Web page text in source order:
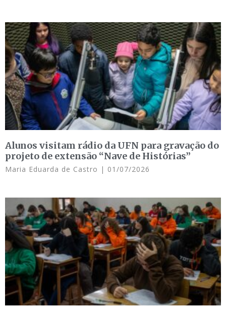
Alunos visitam rádio da UFN para gravação do
projeto de extensão “Nave de Histórias”
Maria Eduarda de Castro 01/07/2026